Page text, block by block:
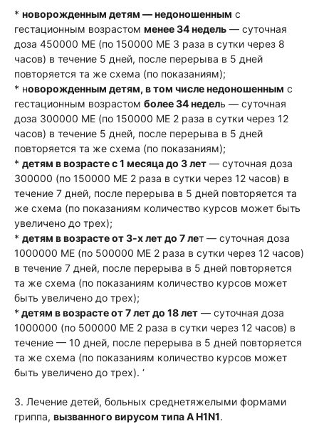
* новорожденным детям — недоношенным с
гестационным возрастом менее 34 недель — суточная
доза 450000 МЕ (по 150000 МЕ 3 раза в сутки через 8
часов) в течение 5 дней, после перерыва в 5 дней
повторяется та же схема (по показаниям);
* новорожденным детям, в том числе недоношенным с
гестационным возрастом более 34 недель — суточная
доза 300000 МЕ (по 150000 МЕ 2 раза в сутки через 12
часов) в течение 5 дней, после перерыва в 5 дней
повторяется та же схема (по показаниям);
* детям в возрасте с 1 месяца до 3 лет — суточная доза
300000 (по 150000 МЕ 2 раза в сутки через 12 часов) в
течение 7 дней, после перерыва в 5 дней повторяется та
же схема (по показаниям количество курсов может быть
увеличено до трех);
* детям в возрасте от 3-х лет до 7 лет — суточная доза
1000000 МЕ (по 500000 МЕ 2 раза в сутки через 12 часов)
в течение 7 дней, после перерыва в 5 дней повторяется
та же схема (по показаниям количество курсов может
быть увеличено до трех);
* детям в возрасте от 7 лет до 18 лет — суточная доза
1000000 (по 500000 МЕ 2 раза в сутки через 12 часов) в
течение — 10 дней, после перерыва в 5 дней повторяется
та же схема (по показаниям количество курсов может
быть увеличено до трех). ‘
3. Лечение детей, больных среднетяжелыми формами
гриппа, вызванного вирусом типа А H1N1.